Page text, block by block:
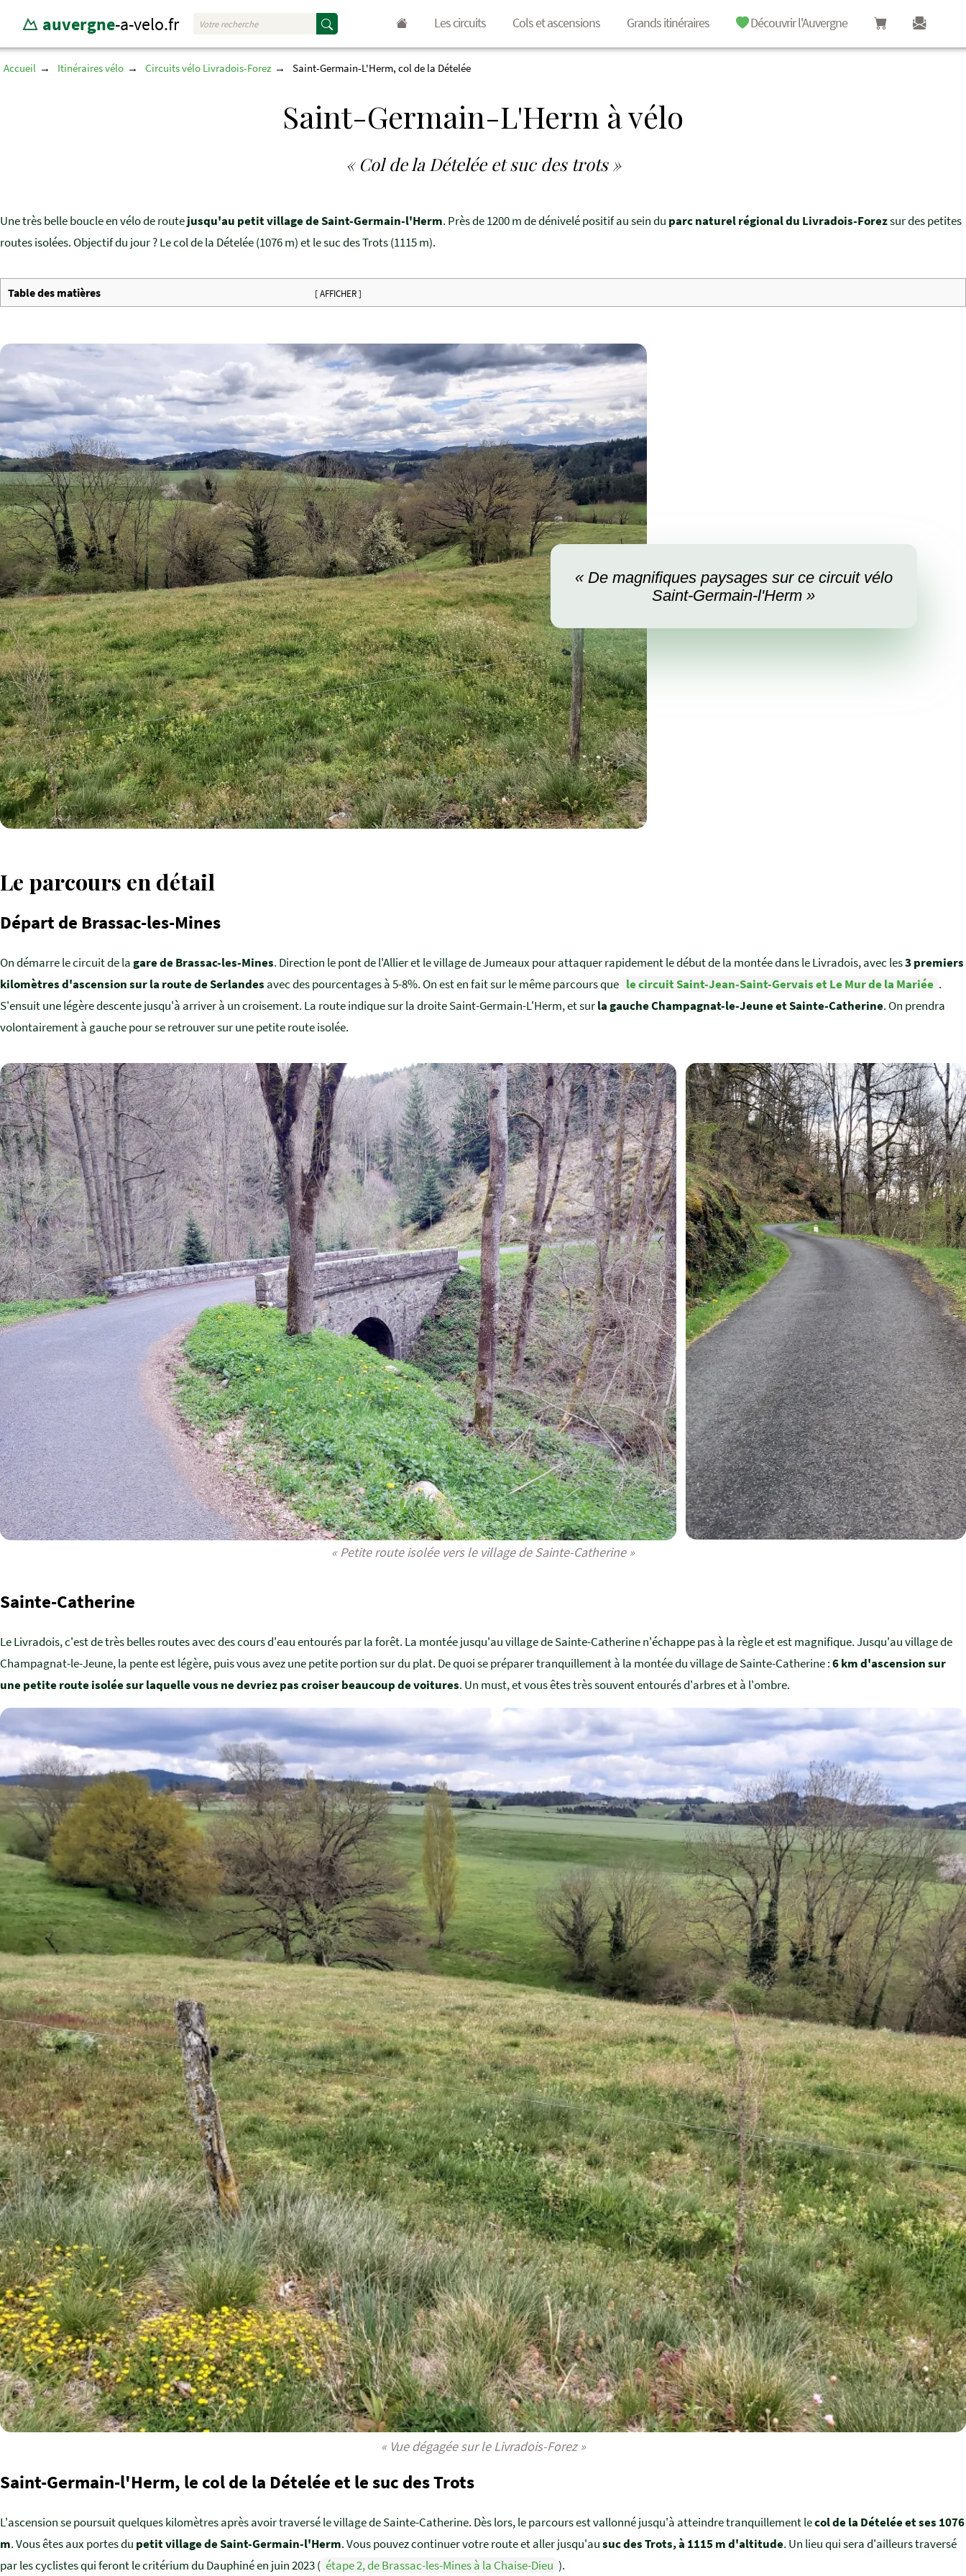
Les circuits Cols et ascensions Grands itinéraires Découvrir l'Auvergne
auvergne-a-velo.fr
Accueil Itinéraires vélo Circuits vélo Livradois-Forez Saint-Germain-L'Herm, col de la Dételée
Saint-Germain-L'Herm à vélo
« Col de la Dételée et suc des trots »
Une très belle boucle en vélo de routejusqu'au petit village de Saint-Germain-l'Herm. Près de 1200 m de dénivelé positif au sein du parc naturel régional du Livradois-Forezsur des petites
routes isolées. Objectif du jour ? Le col de la Dételée (1076 m) et le suc des Trots (1115 m).
Table des matières [ AFFICHER ]
« De magnifiques paysages sur ce circuit vélo
Saint-Germain-l'Herm »
Le parcours en détail
Départ de Brassac-les-Mines
On démarre le circuit de lagare de Brassac-les-Mines. Direction le pont de l'Allier et le village de Jumeaux pour attaquer rapidement le début de la montée dans le Livradois, avec les3 premiers
kilomètres d'ascension sur la route de Serlandes avec des pourcentages à 5-8%. On est en fait sur le même parcours que le circuit Saint-Jean-Saint-Gervais et Le Mur de la Mariée .
S'ensuit une légère descente jusqu'à arriver à un croisement. La route indique sur la droite Saint-Germain-L'Herm, et surla gauche Champagnat-le-Jeune et Sainte-Catherine. On prendra
volontairement à gauche pour se retrouver sur une petite route isolée.
« Petite route isolée vers le village de Sainte-Catherine »
Sainte-Catherine
Le Livradois, c'est de très belles routes avec des cours d'eau entourés par la forêt. La montée jusqu'au village de Sainte-Catherine n'échappe pas à la règle et est magnifique. Jusqu'au village de
Champagnat-le-Jeune, la pente est légère, puis vous avez une petite portion sur du plat. De quoi se préparer tranquillement à la montée du village de Sainte-Catherine :6 km d'ascension sur
une petite route isolée sur laquelle vous ne devriez pas croiser beaucoup de voitures. Un must, et vous êtes très souvent entourés d'arbres et à l'ombre.
« Vue dégagée sur le Livradois-Forez »
Saint-Germain-l'Herm, le col de la Dételée et le suc des Trots
L'ascension se poursuit quelques kilomètres après avoir traversé le village de Sainte-Catherine. Dès lors, le parcours est vallonné jusqu'à atteindre tranquillement lecol de la Dételée et ses 1076
m. Vous êtes aux portes du petit village de Saint-Germain-l'Herm. Vous pouvez continuer votre route et aller jusqu'ausuc des Trots, à 1115 m d'altitude. Un lieu qui sera d'ailleurs traversé
par les cyclistes qui feront le critérium du Dauphiné en juin 2023 ( étape 2, de Brassac-les-Mines à la Chaise-Dieu ).